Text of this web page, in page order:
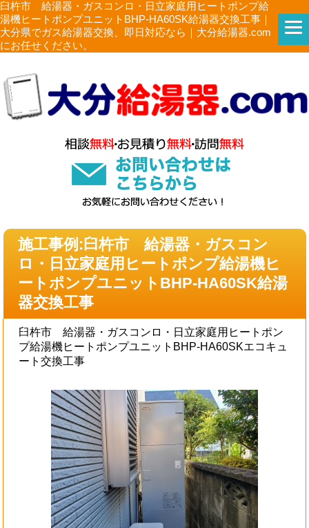
臼杵市 給湯器・ガスコンロ・日立家庭用ヒートポンプ給
湯機ヒートポンプユニットBHP-HA60SK給湯器交換工事｜
大分県でガス給湯器交換、即日対応なら｜大分給湯器.com
にお任せください。
施工事例:臼杵市 給湯器・ガスコン
ロ・日立家庭用ヒートポンプ給湯機ヒ
ートポンプユニットBHP-HA60SK給湯
器交換工事
臼杵市 給湯器・ガスコンロ・日立家庭用ヒートポン
プ給湯機ヒートポンプユニットBHP-HA60SKエコキュ
ート交換工事